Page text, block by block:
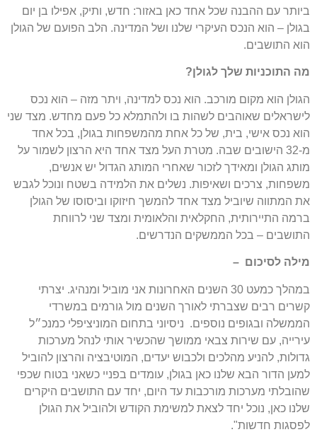
ביותר עם ההבנה שכל אחד כאן באזור: חדש, ותיק, אפילו בן יום
בגולן – הוא הנכס העיקרי שלנו ושל המדינה. הלב הפועם של הגולן
הוא התושבים.
מה התוכניות שלך לגולן?
הגולן הוא מקום מורכב. הוא נכס למדינה, ויתר מזה – הוא נכס
לישראלים שאוהבים לשהות בו ולהתמלא כל פעם מחדש. מצד שני
הוא נכס אישי, בית, של כל אחת מהמשפחות בגולן, בכל אחד
מ-32 הישובים שבה. מטרת העל מצד אחד היא הרצון לשמור על
מותג הגולן ומאידך לזכור שאחרי המותג הגדול יש אנשים,
משפחות, צרכים ושאיפות. נשלים את הלמידה בשטח ונוכל לגבש
את המתווה שיוביל מצד אחד להמשך חיזוקו וביסוסו של הגולן
ברמה התיירותית, החקלאית והלאומית ומצד שני לרווחת
התושבים – בכל הממשקים הנדרשים.
מילה לסיכום –
במהלך כמעט 30 השנים האחרונות אני מוביל ומנהיג. יצרתי
קשרים רבים שצברתי לאורך השנים מול גורמים במשרדי
הממשלה ובגופים נוספים. ניסיוני בתחום המוניציפלי כמנכ״ל
עירייה, עם שירות צבאי ממושך שהכשיר אותי לנהל מערכות
גדולות, להניע מהלכים ולכבוש יעדים, המוטיבציה והרצון להוביל
למען הדור הבא שלנו כאן בגולן, עומדים בפניי כשאני בטוח שכפי
שהובלתי מערכות מורכבות עד היום, יחד עם התושבים היקרים
שלנו כאן, נוכל יחד לצאת למשימת הקודש ולהוביל את הגולן
לפסגות חדשות".